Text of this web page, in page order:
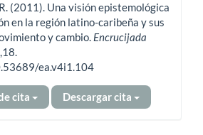
(2011). Una visión epistemológica
en la región latino-caribeña y sus
y cambio. Encrucijada
ea.v4i1.104
cita Descargar cita